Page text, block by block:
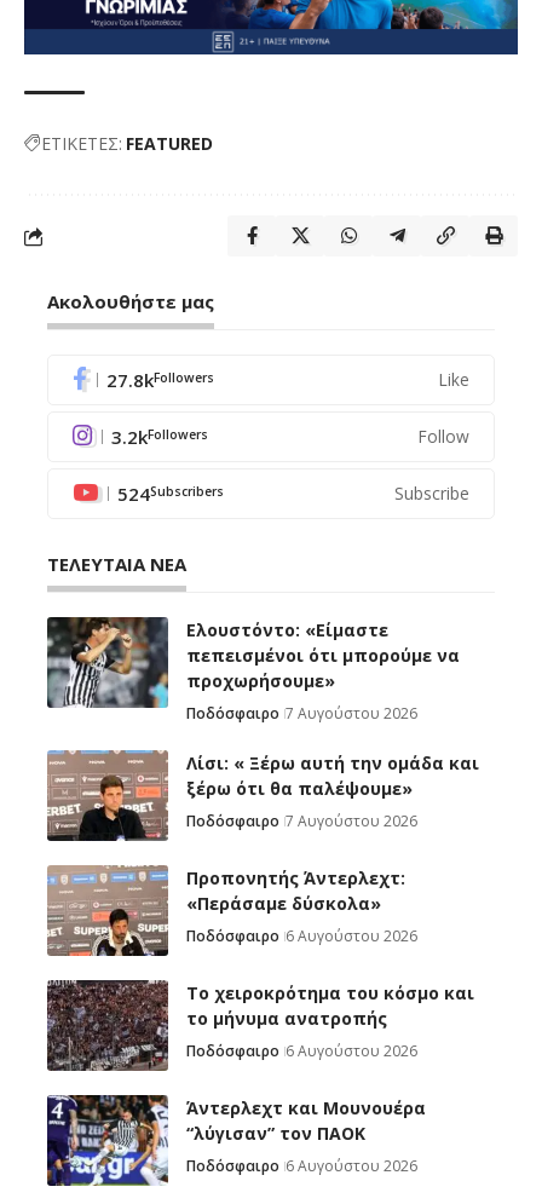
ΕΤΙΚΕΤΕΣ: FEATURED
Ακολουθήστε μας
27.8kFollowers Like
3.2kFollowers Follow
524Subscribers Subscribe
ΤΕΛΕΥΤΑΙΑ ΝΕΑ
Ελουστόντο: «Είμαστε
πεπεισμένοι ότι μπορούμε να
προχωρήσουμε»
Ποδόσφαιρο 7 Αυγούστου 2026
Λίσι: « Ξέρω αυτή την ομάδα και
ξέρω ότι θα παλέψουμε»
Ποδόσφαιρο 7 Αυγούστου 2026
Προπονητής Άντερλεχτ:
«Περάσαμε δύσκολα»
Ποδόσφαιρο 6 Αυγούστου 2026
Το χειροκρότημα του κόσμο και
το μήνυμα ανατροπής
Ποδόσφαιρο 6 Αυγούστου 2026
Άντερλεχτ και Μουνουέρα
“λύγισαν” τον ΠΑΟΚ
Ποδόσφαιρο 6 Αυγούστου 2026